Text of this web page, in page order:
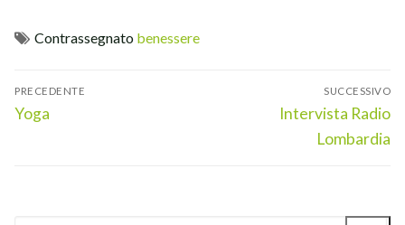
Contrassegnato benessere
Navigazione
articoli
PRECEDENTE
Articolo
Yoga
SUCCESSIVO
Articolo
successivo:
Intervista Radio
Lombardia